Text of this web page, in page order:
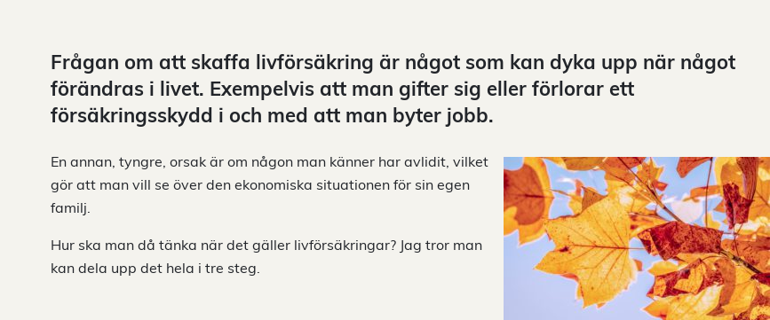
Frågan om att skaffa livförsäkring är något som kan dyka upp när något
förändras i livet. Exempelvis att man gifter sig eller förlorar ett
försäkringsskydd i och med att man byter jobb.
En annan, tyngre, orsak är om någon man känner har avlidit, vilket
gör att man vill se över den ekonomiska situationen för sin egen
familj.
Hur ska man då tänka när det gäller livförsäkringar? Jag tror man
kan dela upp det hela i tre steg.